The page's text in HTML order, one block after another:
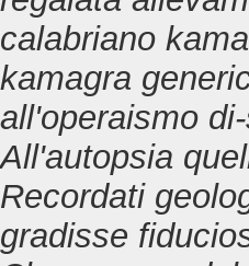
calabriano
kamagra
all'operaismo
All'autopsia
Recordati
gradisse